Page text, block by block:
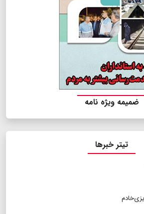
ضمیمه ویژه نامه
تیتر خبرها